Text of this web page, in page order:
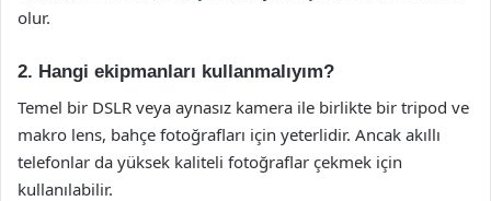
olur.
2. Hangi ekipmanları kullanmalıyım?
Temel bir DSLR veya aynasız kamera ile birlikte bir tripod ve
makro lens, bahçe fotoğrafları için yeterlidir. Ancak akıllı
telefonlar da yüksek kaliteli fotoğraflar çekmek için
kullanılabilir.